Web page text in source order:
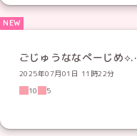
ごじゅうななぺーじめ⟡.·
2025年07月01日 11時22分
10
5